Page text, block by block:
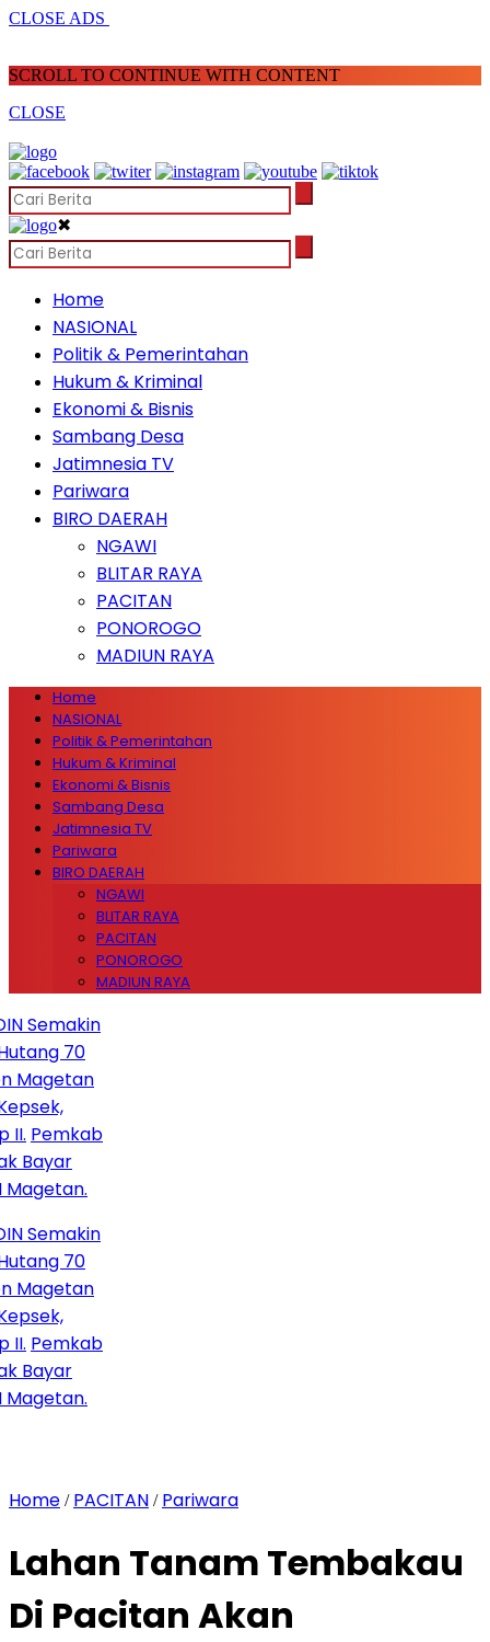
CLOSE ADS
SCROLL TO CONTINUE WITH CONTENT
CLOSE
✖
Home
NASIONAL
Politik & Pemerintahan
Hukum & Kriminal
Ekonomi & Bisnis
Sambang Desa
Jatimnesia TV
Pariwara
BIRO DAERAH
NGAWI
BLITAR RAYA
PACITAN
PONOROGO
MADIUN RAYA
Home
NASIONAL
Politik & Pemerintahan
Hukum & Kriminal
Ekonomi & Bisnis
Sambang Desa
Jatimnesia TV
Pariwara
BIRO DAERAH
NGAWI
BLITAR RAYA
PACITAN
PONOROGO
MADIUN RAYA
70
Pemkab
70
Pemkab
Home / PACITAN / Pariwara
Lahan Tanam Tembakau
Di Pacitan Akan